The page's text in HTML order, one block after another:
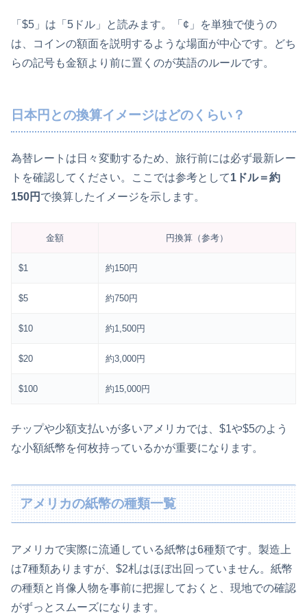
「$5」は「5ドル」と読みます。「¢」を単独で使うの
は、コインの額面を説明するような場面が中心です。どち
らの記号も金額より前に置くのが英語のルールです。
日本円との換算イメージはどのくらい？
為替レートは日々変動するため、旅行前には必ず最新レー
トを確認してください。ここでは参考として1ドル＝約
150円 で換算したイメージを示します。
金額 円換算（参考）
$1 約150円
$5 約750円
$10 約1,500円
$20 約3,000円
$100 約15,000円
チップや少額支払いが多いアメリカでは、$1や$5のよう
な小額紙幣を何枚持っているかが重要になります。
アメリカの紙幣の種類一覧
アメリカで実際に流通している紙幣は6種類です。製造上
は7種類ありますが、$2札はほぼ出回っていません。紙幣
の種類と肖像人物を事前に把握しておくと、現地での確認
がずっとスムーズになります。